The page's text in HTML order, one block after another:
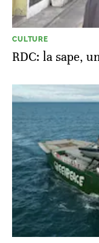
CULTURE
RDC: la sape,